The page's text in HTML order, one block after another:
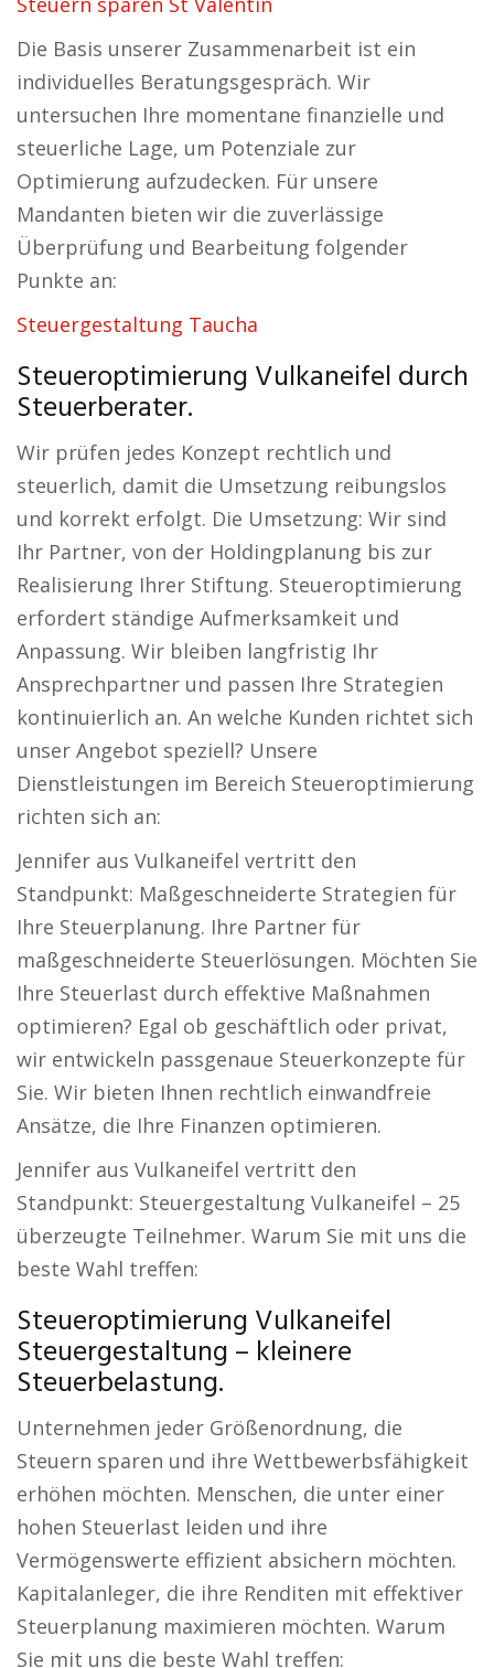
Die Basis unserer Zusammenarbeit ist ein
individuelles Beratungsgespräch. Wir
untersuchen Ihre momentane finanzielle und
steuerliche Lage, um Potenziale zur
Optimierung aufzudecken. Für unsere
Mandanten bieten wir die zuverlässige
Überprüfung und Bearbeitung folgender
Punkte an:
Steuergestaltung Taucha
Steueroptimierung Vulkaneifel durch
Steuerberater.
Wir prüfen jedes Konzept rechtlich und
steuerlich, damit die Umsetzung reibungslos
und korrekt erfolgt. Die Umsetzung: Wir sind
Ihr Partner, von der Holdingplanung bis zur
Realisierung Ihrer Stiftung. Steueroptimierung
erfordert ständige Aufmerksamkeit und
Anpassung. Wir bleiben langfristig Ihr
Ansprechpartner und passen Ihre Strategien
kontinuierlich an. An welche Kunden richtet sich
unser Angebot speziell? Unsere
Dienstleistungen im Bereich Steueroptimierung
richten sich an:
Jennifer aus Vulkaneifel vertritt den
Standpunkt: Maßgeschneiderte Strategien für
Ihre Steuerplanung. Ihre Partner für
maßgeschneiderte Steuerlösungen. Möchten Sie
Ihre Steuerlast durch effektive Maßnahmen
optimieren? Egal ob geschäftlich oder privat,
wir entwickeln passgenaue Steuerkonzepte für
Sie. Wir bieten Ihnen rechtlich einwandfreie
Ansätze, die Ihre Finanzen optimieren.
Jennifer aus Vulkaneifel vertritt den
Standpunkt: Steuergestaltung Vulkaneifel – 25
überzeugte Teilnehmer. Warum Sie mit uns die
beste Wahl treffen:
Steueroptimierung Vulkaneifel
Steuergestaltung – kleinere
Steuerbelastung.
Unternehmen jeder Größenordnung, die
Steuern sparen und ihre Wettbewerbsfähigkeit
erhöhen möchten. Menschen, die unter einer
hohen Steuerlast leiden und ihre
Vermögenswerte effizient absichern möchten.
Kapitalanleger, die ihre Renditen mit effektiver
Steuerplanung maximieren möchten. Warum
Sie mit uns die beste Wahl treffen: